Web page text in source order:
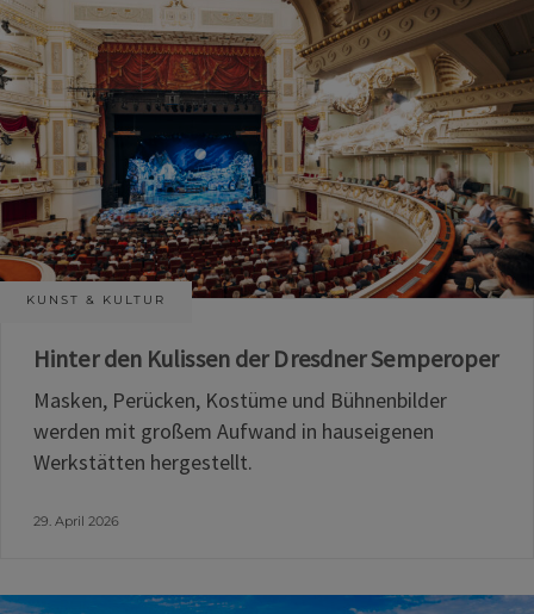
KUNST & KULTUR
Hinter den Kulissen der Dresdner Semperoper
Masken, Perücken, Kostüme und Bühnenbilder
werden mit großem Aufwand in hauseigenen
Werkstätten hergestellt.
29. April 2026